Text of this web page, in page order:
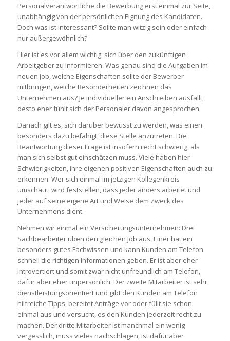
Personalverantwortliche die Bewerbung erst einmal zur Seite,
unabhängig von der persönlichen Eignung des Kandidaten.
Doch was ist interessant? Sollte man witzig sein oder einfach
nur außergewöhnlich?
Hier ist es vor allem wichtig, sich über den zukünftigen
Arbeitgeber zu informieren. Was genau sind die Aufgaben im
neuen Job, welche Eigenschaften sollte der Bewerber
mitbringen, welche Besonderheiten zeichnen das
Unternehmen aus? Je individueller ein Anschreiben ausfällt,
desto eher fühlt sich der Personaler davon angesprochen.
Danach gilt es, sich darüber bewusst zu werden, was einen
besonders dazu befähigt, diese Stelle anzutreten. Die
Beantwortung dieser Frage ist insofern recht schwierig, als
man sich selbst gut einschätzen muss. Viele haben hier
Schwierigkeiten, ihre eigenen positiven Eigenschaften auch zu
erkennen. Wer sich einmal im jetzigen Kollegenkreis
umschaut, wird feststellen, dass jeder anders arbeitet und
jeder auf seine eigene Art und Weise dem Zweck des
Unternehmens dient.
Nehmen wir einmal ein Versicherungsunternehmen: Drei
Sachbearbeiter üben den gleichen Job aus. Einer hat ein
besonders gutes Fachwissen und kann Kunden am Telefon
schnell die richtigen Informationen geben. Er ist aber eher
introvertiert und somit zwar nicht unfreundlich am Telefon,
dafür aber eher unpersönlich. Der zweite Mitarbeiter ist sehr
dienstleistungsorientiert und gibt den Kunden am Telefon
hilfreiche Tipps, bereitet Anträge vor oder füllt sie schon
einmal aus und versucht, es den Kunden jederzeit recht zu
machen. Der dritte Mitarbeiter ist manchmal ein wenig
vergesslich, muss vieles nachschlagen, ist dafür aber